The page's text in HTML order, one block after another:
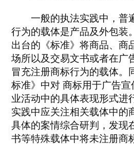
一般的执法实践中，普
行为的载体是产品及外包装
出台的《标准》将商品、商
场所以及交易文书或者在广
冒充注册商标行为的载体。
标准》中对 商标用于广告
业活动中的具体表现形式进
实践中应关注相关载体中的
具体的案情综合研判，发现
书等特殊载体中将未注册商